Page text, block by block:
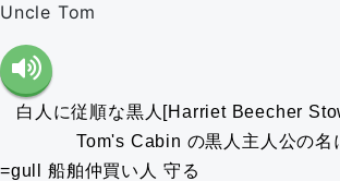
Uncle Tom
白人に従順な黒人[Harriet Beecher
Tom's Cabin の黒人主人公の名
=gull
船舶仲買い人 守る